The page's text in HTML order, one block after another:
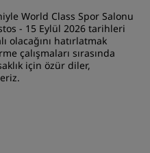
World Class Spor Salonu
- 15 Eylül 2026 tarihleri
olacağını hatırlatmak
çalışmaları sırasında
için özür diler,